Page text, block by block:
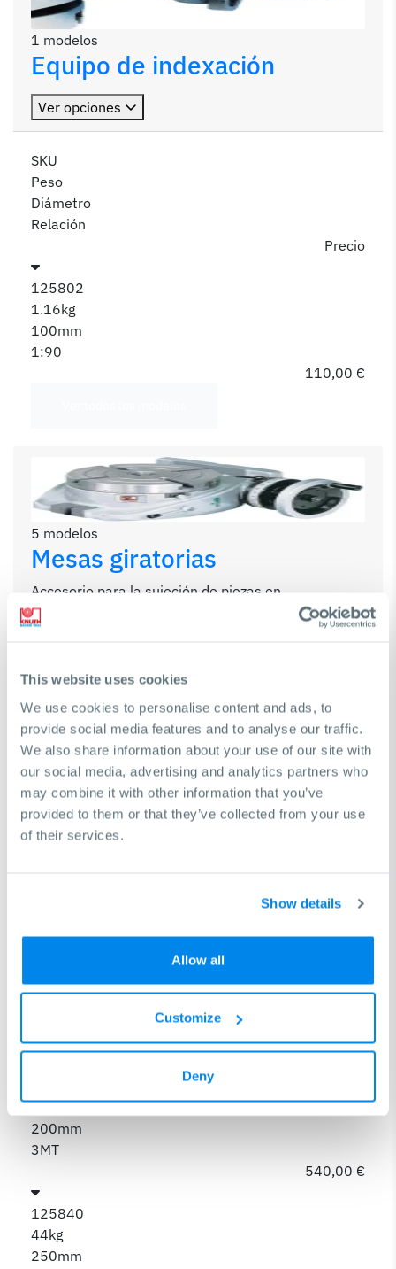
This website uses cookies
We use cookies to personalise content and ads, to
provide social media features and to analyse our traffic.
We also share information about your use of our site with
our social media, advertising and analytics partners who
may combine it with other information that you’ve
provided to them or that they’ve collected from your use
of their services.
Show details
Allow all
Customize
Deny
1 modelos
Equipo de indexación
Ver opciones
SKU
Peso
Diámetro
Relación
Precio
125802
1.16kg
100mm
1:90
110,00 €
5 modelos
Mesas giratorias
Accesorio para la sujeción de piezas en
taladradoras y fresadoras
SKU
Peso
Diámetro
Cono morse
125800
16.5kg
478,00 €
30.5kg
200mm
3MT
540,00 €
125840
44kg
250mm